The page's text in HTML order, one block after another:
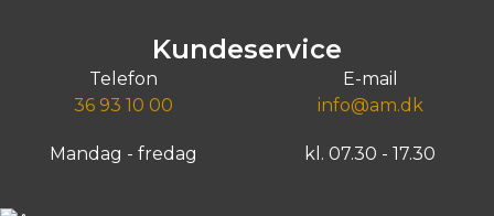
Kundeservice
Telefon
36 93 10 00
E-mail
info@am.dk
Mandag - fredag kl. 07.30 - 17.30